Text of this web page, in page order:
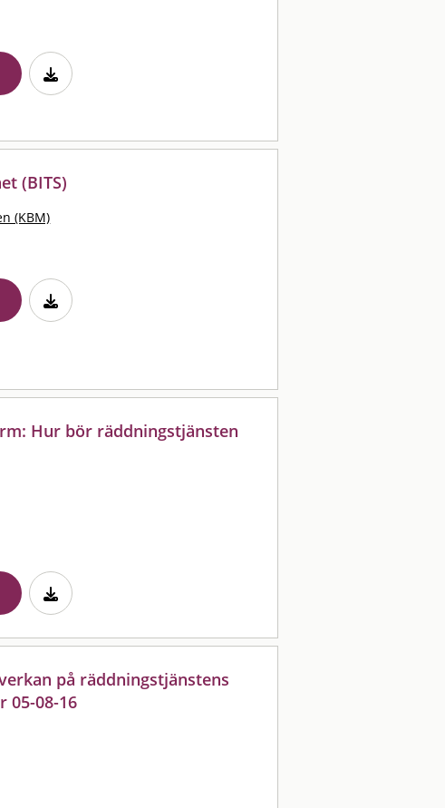
(BITS)
(KBM)
Hur bör räddningstjänsten
på räddningstjänstens
05-08-16